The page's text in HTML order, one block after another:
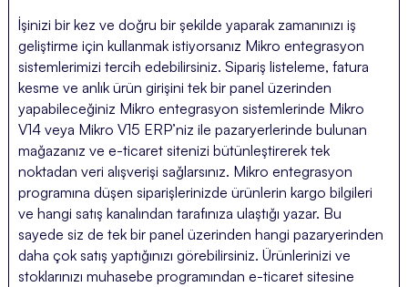
İşinizi bir kez ve doğru bir şekilde yaparak zamanınızı iş
geliştirme için kullanmak istiyorsanız Mikro entegrasyon
sistemlerimizi tercih edebilirsiniz. Sipariş listeleme, fatura
kesme ve anlık ürün girişini tek bir panel üzerinden
yapabileceğiniz Mikro entegrasyon sistemlerinde Mikro
V14 veya Mikro V15 ERP’niz ile pazaryerlerinde bulunan
mağazanız ve e-ticaret sitenizi bütünleştirerek tek
noktadan veri alışverişi sağlarsınız. Mikro entegrasyon
programına düşen siparişlerinizde ürünlerin kargo bilgileri
ve hangi satış kanalından tarafınıza ulaştığı yazar. Bu
sayede siz de tek bir panel üzerinden hangi pazaryerinden
daha çok satış yaptığınızı görebilirsiniz. Ürünlerinizi ve
stoklarınızı muhasebe programından e-ticaret sitesine